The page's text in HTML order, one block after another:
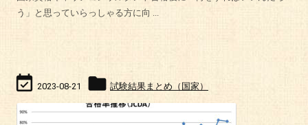
う」と思っていらっしゃる方に向 ...
 2023-08-21  試験結果まとめ（国家）